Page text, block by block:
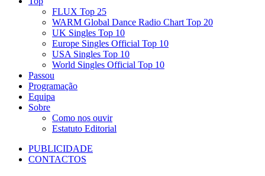
FLUX Top 25
WARM Global Dance Radio Chart Top 20
UK Singles Top 10
Europe Singles Official Top 10
USA Singles Top 10
World Singles Official Top 10
Passou
Programação
Equipa
Sobre
Como nos ouvir
Estatuto Editorial
PUBLICIDADE
CONTACTOS